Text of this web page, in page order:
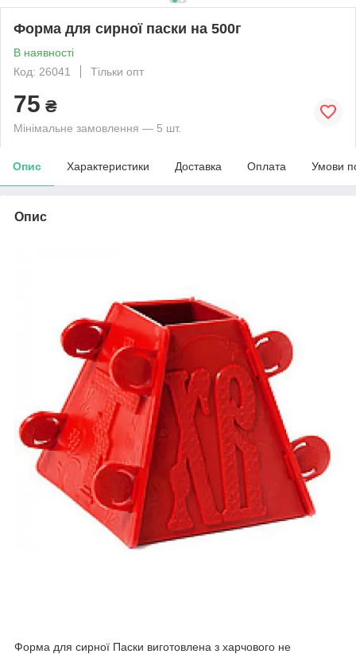
Форма для сирної паски на 500г
В наявності
Код: 26041
Тільки опт
75 ₴
Мінімальне замовлення — 5 шт.
Опис Характеристики Доставка Оплата Умови
Опис
Форма для сирної Паски виготовлена з харчового не